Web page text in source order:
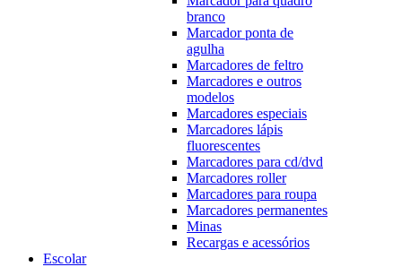
branco
Marcador ponta de
agulha
Marcadores de feltro
Marcadores e outros
modelos
Marcadores especiais
Marcadores lápis
fluorescentes
Marcadores para cd/dvd
Marcadores roller
Marcadores para roupa
Marcadores permanentes
Minas
Recargas e acessórios
Escolar